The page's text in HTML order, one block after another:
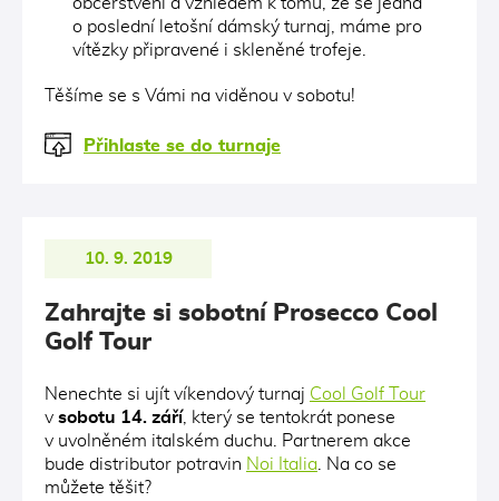
o poslední letošní dámský turnaj, máme pro
vítězky připravené i skleněné trofeje.
Těšíme se s Vámi na viděnou v sobotu!
Přihlaste se do turnaje
10. 9. 2019
Zahrajte si sobotní Prosecco Cool
Golf Tour
Nenechte si ujít víkendový turnaj Cool Golf Tour
v sobotu 14. září, který se tentokrát ponese
v uvolněném italském duchu. Partnerem akce
bude distributor potravin Noi Italia. Na co se
můžete těšit?